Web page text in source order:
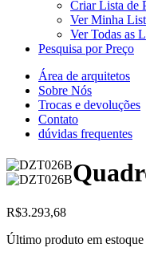
Criar Lista de
Ver Minha
Ver Todas as
Pesquisa por Preço
Área de arquitetos
Sobre Nós
Trocas e devoluções
Contato
dúvidas frequentes
R$3.293,68
Último produto em estoque